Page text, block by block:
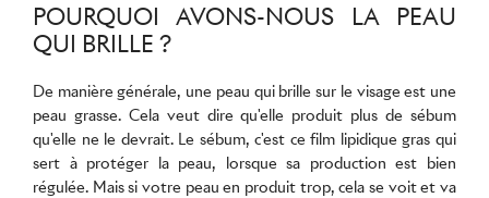
POURQUOI AVONS-NOUS LA PEAU
QUI BRILLE ?
De manière générale, une peau qui brille sur le visage est une
peau grasse. Cela veut dire qu'elle produit plus de sébum
qu'elle ne le devrait. Le sébum, c'est ce film lipidique gras qui
sert à protéger la peau, lorsque sa production est bien
régulée. Mais si votre peau en produit trop, cela se voit et va